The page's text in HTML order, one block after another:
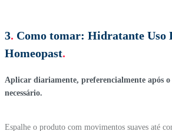
3. Como tomar: Hidratante Uso
Homeopast.
Aplicar diariamente, preferencialmente após o
necessário.
Espalhe o produto com movimentos suaves até